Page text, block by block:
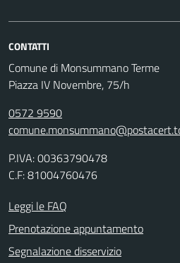
CONTATTI
Comune di Monsummano Terme
Piazza IV Novembre, 75/h
0572 9590
P.IVA: 00363790478
C.F: 81004760476
Leggi le FAQ
Prenotazione appuntamento
Segnalazione disservizio